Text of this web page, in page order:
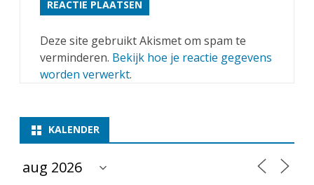
Deze site gebruikt Akismet om spam te
verminderen. Bekijk hoe je reactie gegevens
worden verwerkt.
KALENDER